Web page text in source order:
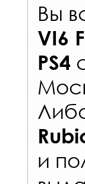
Вы
VI6
PS4
и